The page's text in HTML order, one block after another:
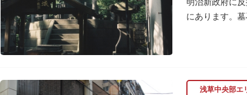
明治新政府に
にあります。
浅草中央部エ